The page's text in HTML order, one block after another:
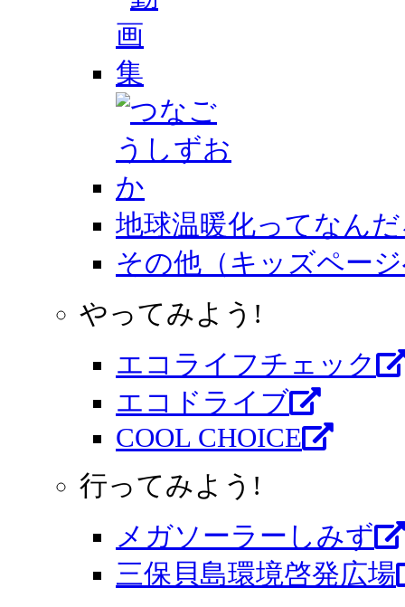
地球温暖化ってなん
その他（キッズペー
やってみよう!
エコライフチェック
エコドライブ
COOL CHOICE
行ってみよう!
メガソーラーしみず
三保貝島環境啓発広場